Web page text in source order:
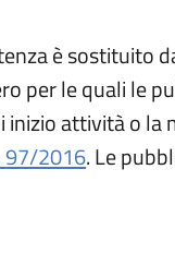
è sostituito
per le quali le
attività o la
97/2016. Le